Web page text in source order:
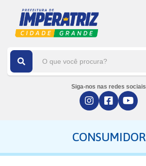
Siga-nos nas redes sociais
CONSUMIDOR